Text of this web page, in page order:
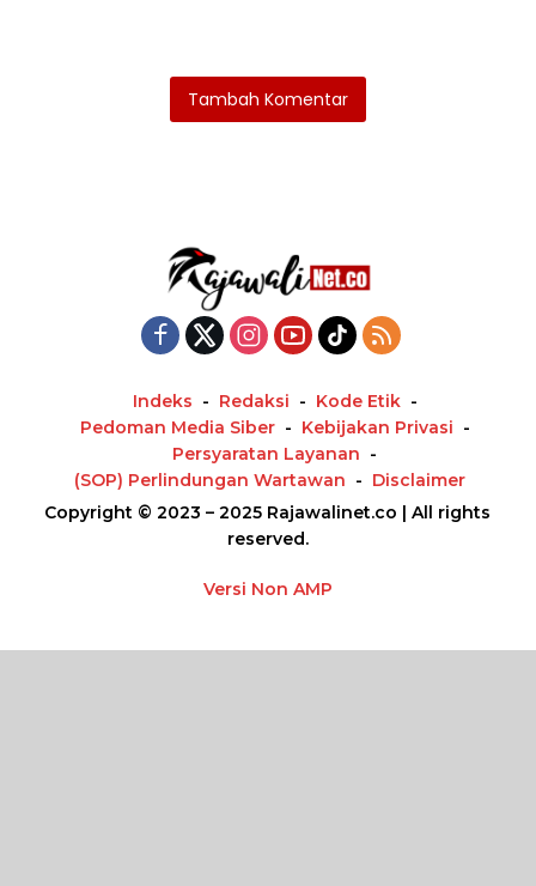
Tambah Komentar
Indeks Redaksi
Kode Etik
Pedoman Media Siber
Kebijakan Privasi
Persyaratan Layanan
(SOP) Perlindungan Wartawan
Disclaimer
Copyright © 2023 – 2025 Rajawalinet.co | All rights
reserved.
Versi Non AMP